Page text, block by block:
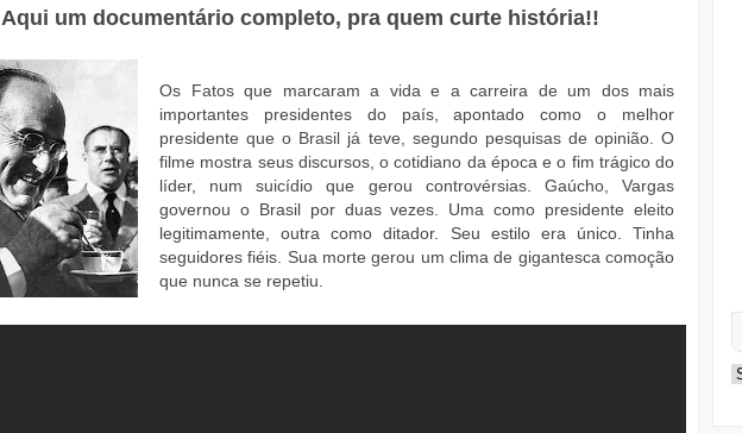
Aqui um documentário completo, pra quem curte história!!
Os Fatos que marcaram a vida e a carreira de um dos mais
importantes presidentes do país, apontado como o melhor
presidente que o Brasil já teve, segundo pesquisas de opinião. O
filme mostra seus discursos, o cotidiano da época e o fim trágico do
líder, num suicídio que gerou controvérsias. Gaúcho, Vargas
governou o Brasil por duas vezes. Uma como presidente eleito
legitimamente, outra como ditador. Seu estilo era único. Tinha
seguidores fiéis. Sua morte gerou um clima de gigantesca comoção
que nunca se repetiu.